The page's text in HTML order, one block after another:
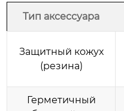
Тип аксессуара
Защитный кожух
(резина)
Герметичный